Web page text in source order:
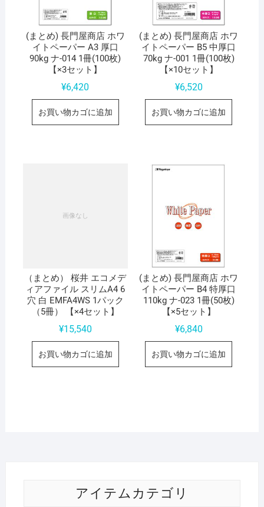
(まとめ) 長門屋商店 ホワ
イトペーパー A3 厚口
90kg ナ-014 1冊(100枚)
【×3セット】
¥6,420
お買い物カゴに追加
(まとめ) 長門屋商店 ホワ
イトペーパー B5 中厚口
70kg ナ-001 1冊(100枚)
【×10セット】
¥6,520
お買い物カゴに追加
（まとめ） 桜井 エコメデ
ィアファイル スリムA4 6
穴 白 EMFA4WS 1パック
（5冊） 【×4セット】
¥15,540
お買い物カゴに追加
(まとめ) 長門屋商店 ホワ
イトペーパー B4 特厚口
110kg ナ-023 1冊(50枚)
【×5セット】
¥6,840
お買い物カゴに追加
アイテムカテゴリ